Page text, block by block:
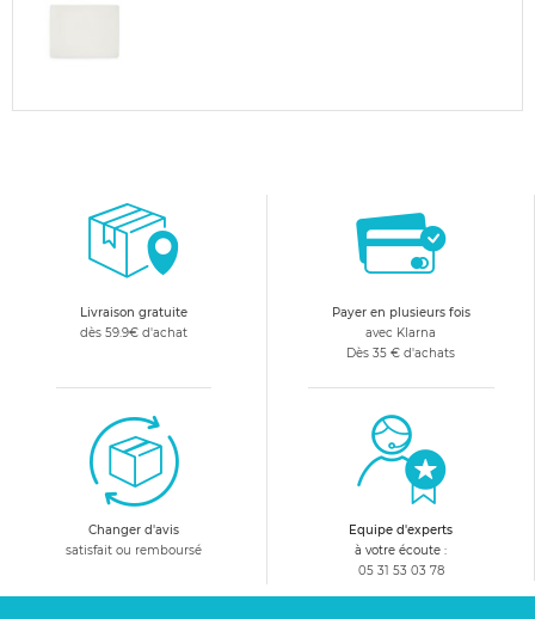
Livraison gratuite
dès 59.9€ d'achat
Payer en plusieurs fois
avec Klarna
Dès 35 € d'achats
Changer d'avis
satisfait ou remboursé
Equipe d'experts
à votre écoute :
05 31 53 03 78